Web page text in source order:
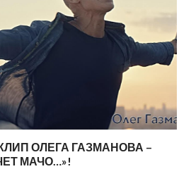
ОЛЕГА ГАЗМАНОВА –
МАЧО…»!